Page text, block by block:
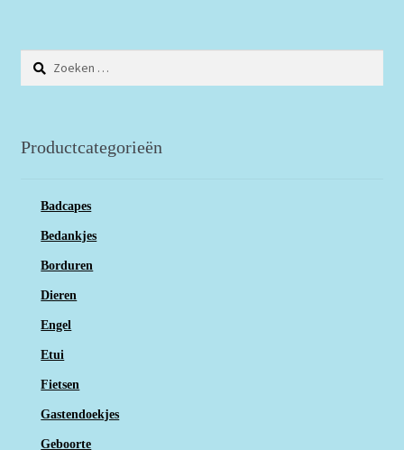
Zoeken
naar:
Productcategorieën
Badcapes
Bedankjes
Borduren
Dieren
Engel
Etui
Fietsen
Gastendoekjes
Geboorte